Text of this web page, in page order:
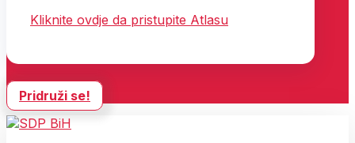
Kliknite ovdje da pristupite Atlasu
Pridruži se!